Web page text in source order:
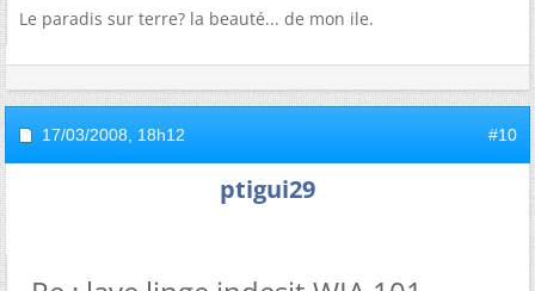
Le paradis sur terre? la beauté... de mon ile.
17/03/2008, 18h12 #10
ptigui29